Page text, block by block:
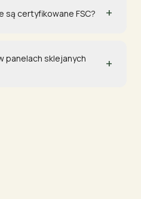
są certyfikowane FSC? +
panelach sklejanych
+